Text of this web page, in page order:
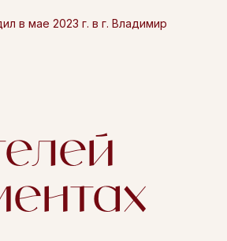
в мае 2023 г. в г. Владимир